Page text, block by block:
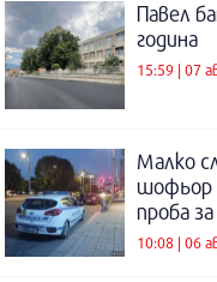
Павел
година
15:59 | 07
Малко
шофьор
проба
10:08 | 06